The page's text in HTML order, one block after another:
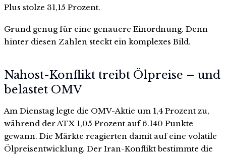
Plus stolze 31,15 Prozent.
Grund genug für eine genauere Einordnung. Denn
hinter diesen Zahlen steckt ein komplexes Bild.
Nahost-Konflikt treibt Ölpreise – und
belastet OMV
Am Dienstag legte die OMV-Aktie um 1,4 Prozent zu,
während der ATX 1,05 Prozent auf 6.140 Punkte
gewann. Die Märkte reagierten damit auf eine volatile
Ölpreisentwicklung. Der Iran-Konflikt bestimmte die